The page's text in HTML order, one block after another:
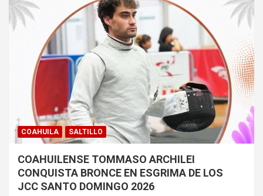
COAHUILA SALTILLO
COAHUILENSE TOMMASO ARCHILEI
CONQUISTA BRONCE EN ESGRIMA DE LOS
JCC SANTO DOMINGO 2026